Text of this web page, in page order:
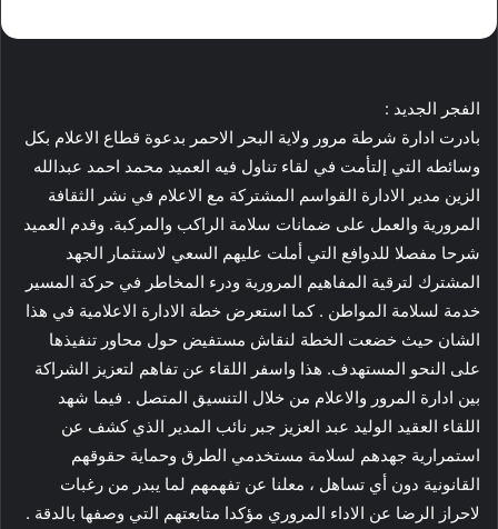
الفجر الجديد :
بادرت ادارة شرطة مرور ولاية البحر الاحمر بدعوة قطاع الاعلام بكل
وسائطه التي إلتأمت في لقاء تناول فيه العميد محمد احمد عبدالله
الزين مدير الادارة القواسم المشتركة مع الاعلام في نشر الثقافة
المرورية والعمل على ضمانات سلامة الراكب والمركبة. وقدم العميد
شرحا مفصلا للدوافع التي أملت عليهم السعي لاستثمار الجهد
المشترك لترقية المفاهيم المرورية ودرء المخاطر في حركة المسير
خدمة لسلامة المواطن . كما استعرض خطة الادارة الاعلامية في هذا
الشان حيث خضعت الخطة لنقاش مستفيض حول محاور تنفيذها
على النحو المستهدف. هذا واسفر اللقاء عن تفاهم لتعزيز الشراكة
بين ادارة المرور والاعلام من خلال التنسيق المتصل . فيما شهد
اللقاء العقيد الوليد عبد العزيز جبر نائب المدير الذي كشف عن
استمرارية جهدهم لسلامة مستخدمي الطرق وحماية حقوقهم
القانونية دون أي تساهل ، معلنا عن تفهمهم لما يبدر من رغبات
لاحراز الرضا عن الاداء المروري مؤكدا متابعتهم التي وصفها بالدقة .